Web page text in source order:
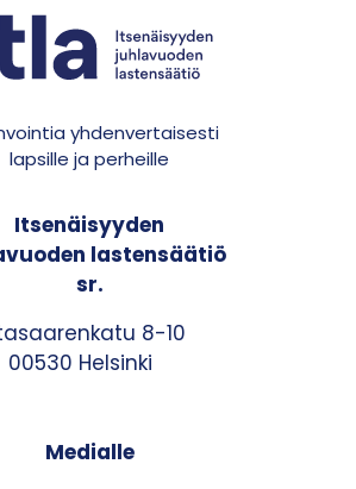
yhdenvertaisesti
lapsille ja perheille
Itsenäisyyden
lastensäätiö
sr.
8-10
00530 Helsinki
Medialle